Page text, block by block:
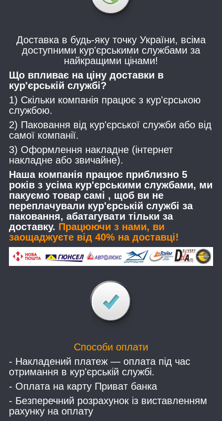
Доставка в будь-яку точку України, всіма
доступними кур'єрськими службами за
найкращими цінами!
Що впливає на ціну доставки в
кур'єрській службі?
1) Скільки компанія працює з кур'єрською
службою.
2) Паковання від кур'єрської служби або від
самої компанії.
3) Оформлення накладне (інтернет
накладне або звичайне).
Наша компанія працює приблизно 5
років з усіма кур'єрськими службами, ми
пакуємо товар самі , щоб ви не
переплачували кур'єрській службі за
паковання, абатагувати тільки за
доставку. Працюючи з нами, ви
заощаджуєте від 40% на доставці!
Способи оплати
- Накладений платеж — оплата під час
отримання в кур'єрській службі.
- Оплата на карту Приват банка
- Безперечний розрахунок із виставленням
рахунку на оплату